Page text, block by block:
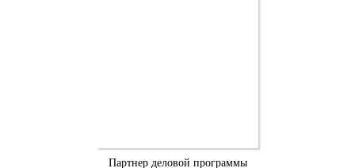
Партнер деловой программы